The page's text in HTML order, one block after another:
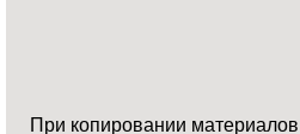
При копировании